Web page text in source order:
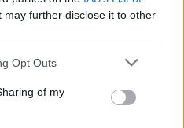
may further disclose it to other
Opt Outs
of my